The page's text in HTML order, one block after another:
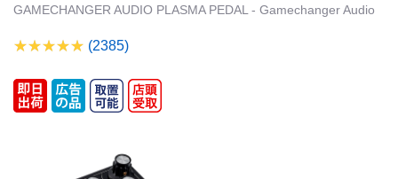
GAMECHANGER AUDIO PLASMA PEDAL - Gamechanger Audio
(2385)